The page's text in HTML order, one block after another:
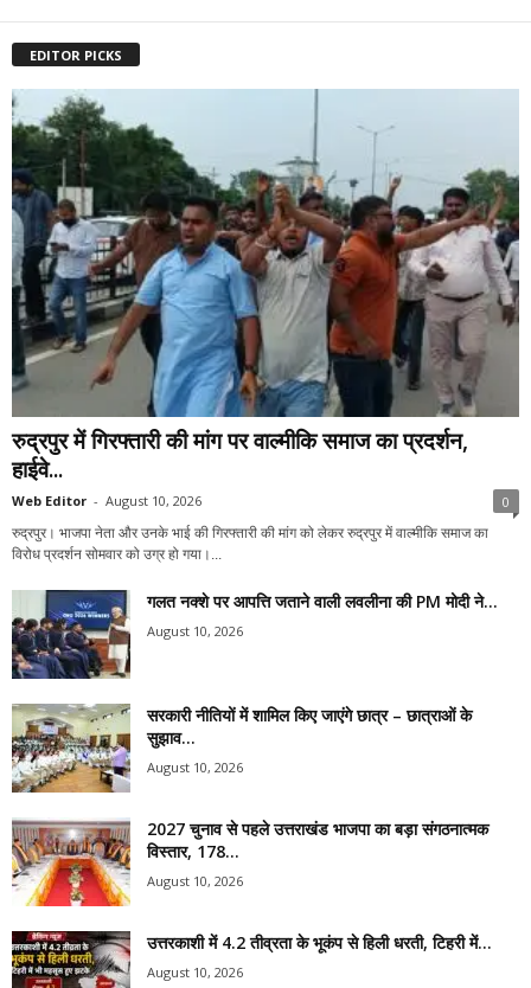
EDITOR PICKS
रुद्रपुर में गिरफ्तारी की मांग पर वाल्मीकि समाज का प्रदर्शन,
हाईवे...
Web Editor - August 10, 2026 0
रुद्रपुर। भाजपा नेता और उनके भाई की गिरफ्तारी की मांग को लेकर रुद्रपुर में वाल्मीकि समाज का
विरोध प्रदर्शन सोमवार को उग्र हो गया।...
गलत नक्शे पर आपत्ति जताने वाली लवलीना की PM मोदी ने...
August 10, 2026
सरकारी नीतियों में शामिल किए जाएंगे छात्र – छात्राओं के
सुझाव...
August 10, 2026
2027 चुनाव से पहले उत्तराखंड भाजपा का बड़ा संगठनात्मक
विस्तार, 178...
August 10, 2026
उत्तरकाशी में 4.2 तीव्रता के भूकंप से हिली धरती, टिहरी में...
August 10, 2026